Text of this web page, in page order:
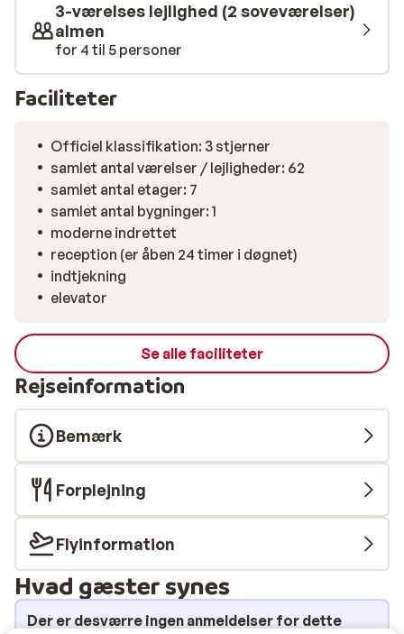
3-værelses lejlighed (2 soveværelser)
almen
for 4 til 5 personer
Faciliteter
Officiel klassifikation: 3 stjerner
samlet antal værelser / lejligheder: 62
samlet antal etager: 7
samlet antal bygninger: 1
moderne indrettet
reception (er åben 24 timer i døgnet)
indtjekning
elevator
Se alle faciliteter
Rejseinformation
Bemærk
Forplejning
Flyinformation
Hvad gæster synes
Der er desværre ingen anmeldelser for dette